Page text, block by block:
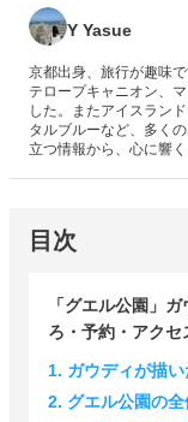
Y Yasue
京都出身、旅行が趣味
テロープキャニオン、
した。またアイスラン
タルブルーなど、多く
立つ情報から、心に響
目次
「グエル公園」
ろ・予約・アクセ
1. ガウディが描
2. グエル公園の